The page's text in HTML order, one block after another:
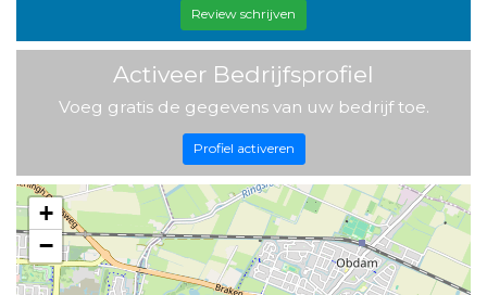
Review schrijven
Activeer Bedrijfsprofiel
Voeg gratis de gegevens van uw bedrijf toe.
Profiel activeren
+
−